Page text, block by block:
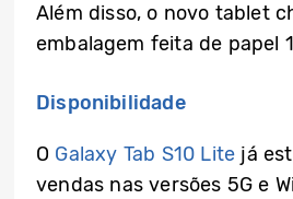
Além disso, o novo tablet
embalagem feita de papel
Disponibilidade
O Galaxy Tab S10 Lite já
vendas nas versões 5G e